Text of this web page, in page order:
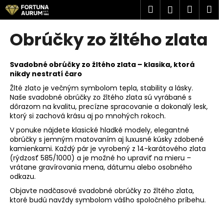
Prejsť
na
obsah
Hľadať
Obrúčky zo žltého zlata
Svadobné obrúčky zo žltého zlata – klasika, ktorá
nikdy nestratí čaro
Žlté zlato je večným symbolom tepla, stability a lásky.
Naše svadobné obrúčky zo žltého zlata sú vyrábané s
dôrazom na kvalitu, precízne spracovanie a dokonalý lesk,
ktorý si zachová krásu aj po mnohých rokoch.
V ponuke nájdete klasické hladké modely, elegantné
obrúčky s jemným matovaním aj luxusné kúsky zdobené
kamienkami. Každý pár je vyrobený z 14-karátového zlata
(rýdzosť 585/1000) a je možné ho upraviť na mieru –
vrátane gravírovania mena, dátumu alebo osobného
odkazu.
Objavte nadčasové svadobné obrúčky zo žltého zlata,
ktoré budú navždy symbolom vášho spoločného príbehu.
K
o
o
p
o
t
r
e
b
u
j
e
t
e